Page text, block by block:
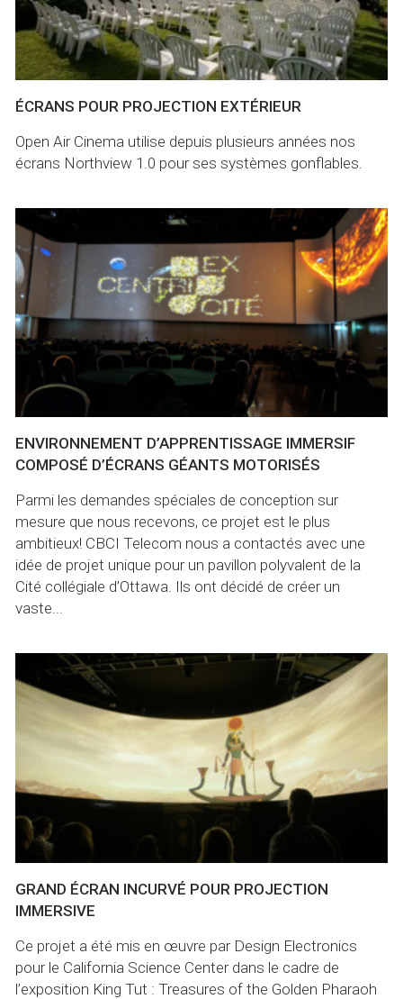
ÉCRANS POUR PROJECTION EXTÉRIEUR
Open Air Cinema utilise depuis plusieurs années nos
écrans Northview 1.0 pour ses systèmes gonflables.
ENVIRONNEMENT D’APPRENTISSAGE IMMERSIF
COMPOSÉ D’ÉCRANS GÉANTS MOTORISÉS
Parmi les demandes spéciales de conception sur
mesure que nous recevons, ce projet est le plus
ambitieux! CBCI Telecom nous a contactés avec une
idée de projet unique pour un pavillon polyvalent de la
Cité collégiale d’Ottawa. Ils ont décidé de créer un
vaste...
GRAND ÉCRAN INCURVÉ POUR PROJECTION
IMMERSIVE
Ce projet a été mis en œuvre par Design Electronics
pour le California Science Center dans le cadre de
l’exposition King Tut : Treasures of the Golden Pharaoh